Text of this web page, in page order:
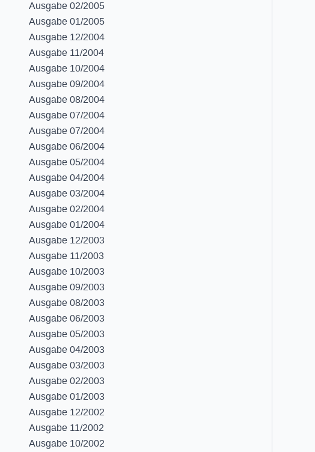
Ausgabe 02/2005
Ausgabe 01/2005
Ausgabe 12/2004
Ausgabe 11/2004
Ausgabe 10/2004
Ausgabe 09/2004
Ausgabe 08/2004
Ausgabe 07/2004
Ausgabe 07/2004
Ausgabe 06/2004
Ausgabe 05/2004
Ausgabe 04/2004
Ausgabe 03/2004
Ausgabe 02/2004
Ausgabe 01/2004
Ausgabe 12/2003
Ausgabe 11/2003
Ausgabe 10/2003
Ausgabe 09/2003
Ausgabe 08/2003
Ausgabe 06/2003
Ausgabe 05/2003
Ausgabe 04/2003
Ausgabe 03/2003
Ausgabe 02/2003
Ausgabe 01/2003
Ausgabe 12/2002
Ausgabe 11/2002
Ausgabe 10/2002